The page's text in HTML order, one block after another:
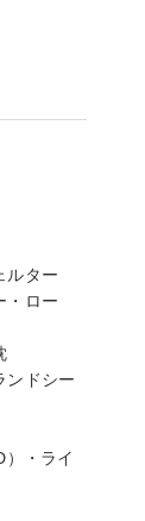
ルター
・ロー
ンドシー
）・ライ